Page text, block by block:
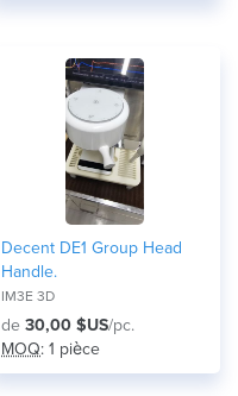
Decent DE1 Group Head
Handle.
IM3E 3D
de 30,00 $US/pc.
MOQ: 1 pièce